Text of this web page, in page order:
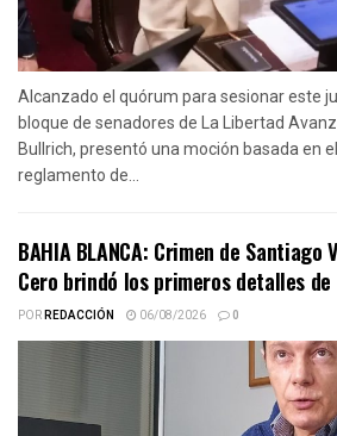
Alcanzado el quórum para sesionar este
bloque de senadores de La Libertad
Bullrich, presentó una moción basada en
reglamento de...
BAHIA BLANCA: Crimen de Santiago
Cero brindó los primeros detalles
PORREDACCIÓN 06/08/2026 0